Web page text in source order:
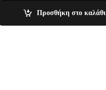
Προσθήκη στο καλάθι